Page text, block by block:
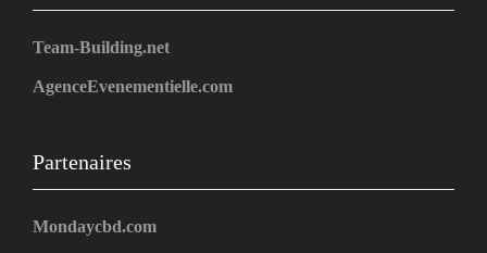
Team-Building.net
AgenceEvenementielle.com
Partenaires
Mondaycbd.com